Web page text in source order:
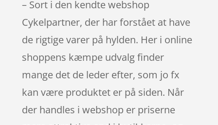
– Sort i den kendte webshop
Cykelpartner, der har forstået at have
de rigtige varer på hylden. Her i online
shoppens kæmpe udvalg finder
mange det de leder efter, som jo fx
kan være produktet er på siden. Når
der handles i webshop er priserne